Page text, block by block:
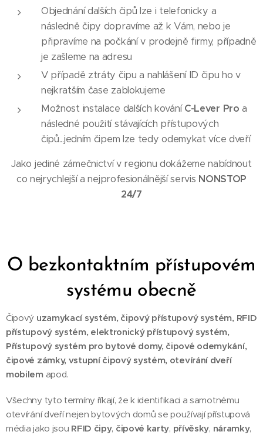
Objednání dalších čipů lze i telefonicky a
následně čipy dopravíme až k Vám, nebo je
připravíme na počkání v prodejně firmy, případně
je zašleme na adresu
V případě ztráty čipu a nahlášení ID čipu ho v
nejkratším čase zablokujeme
Možnost instalace dalších kováníC-Lever Pro a
následné použití stávajících přístupových
čipů...jedním čipem lze tedy odemykat více dveří
Jako jediné zámečnictví v regionu dokážeme nabídnout
co nejrychlejší a nejprofesionálnější servis NONSTOP
24/7
O bezkontaktním přístupovém
systému obecně
Čipový uzamykací systém, čipový přístupový systém, RFID
přístupový systém, elektronický přístupový systém,
Přístupový systém pro bytové domy, čipové odemykání,
čipové zámky, vstupní čipový systém, otevírání dveří
mobilem apod.
Všechny tyto termíny říkají, že k identifikaci a samotnému
otevírání dveří nejen bytových domů se používají přístupová
média jako jsou RFID čipy, čipové karty, přívěsky, náramky,